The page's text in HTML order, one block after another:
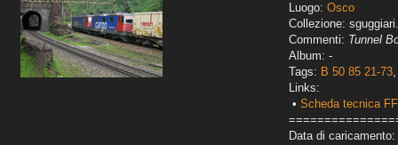
Luogo: Osco
Collezione:
Commenti: Tunnel
Album: -
Tags: B 50 85 21-73
Links:
• Scheda tecnica
Data di caricamento: